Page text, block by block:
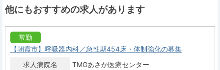
他にもおすすめの求人があります
常勤
【朝霞市】呼吸器内科／急性期454床・体制強化の募集
求人病院名
TMGあさか医療センター